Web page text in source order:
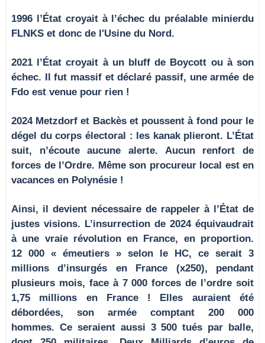
1996 l’État croyait à l’échec du préalable minierdu
FLNKS et donc de l'Usine du Nord.
2021 l’État croyait à un bluff de Boycott ou à son
échec. Il fut massif et déclaré passif, une armée de
Fdo est venue pour rien !
2024 Metzdorf et Backès et poussent à fond pour le
dégel du corps électoral : les kanak plieront. L’État
suit, n’écoute aucune alerte. Aucun renfort de
forces de l’Ordre. Même son procureur local est en
vacances en Polynésie !
Ainsi, il devient nécessaire de rappeler à l’État de
justes visions. L’insurrection de 2024 équivaudrait
à une vraie révolution en France, en proportion.
12 000 « émeutiers » selon le HC, ce serait 3
millions d’insurgés en France (x250), pendant
plusieurs mois, face à 7 000 forces de l’ordre soit
1,75 millions en France ! Elles auraient été
débordées, son armée comptant 200 000
hommes. Ce seraient aussi 3 500 tués par balle,